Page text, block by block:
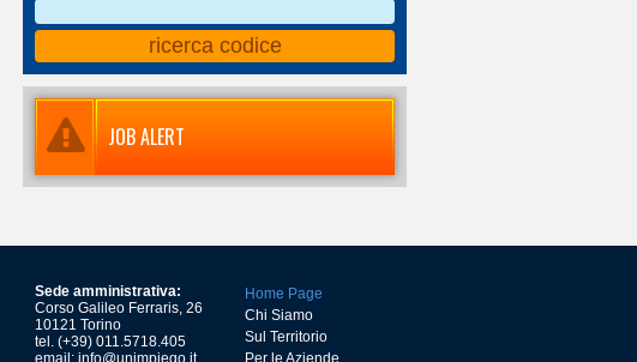
JOB ALERT
Sede amministrativa:
Corso Galileo Ferraris, 26
10121 Torino
tel. (+39) 011.5718.405
email: info@unimpiego.it
Home Page
Chi Siamo
Sul Territorio
Per le Aziende